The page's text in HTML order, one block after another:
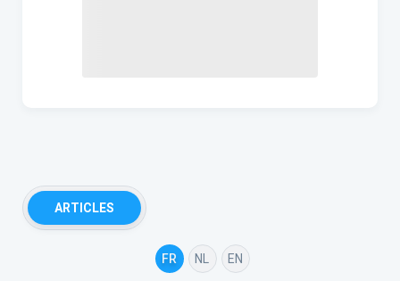
ARTICLES
FR NL EN